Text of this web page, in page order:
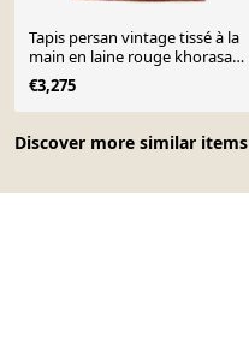
Discover more similar items
Tapis persan vintage tissé à la
main en laine rouge khorasan
area tapis - 338x243cm
€3,275